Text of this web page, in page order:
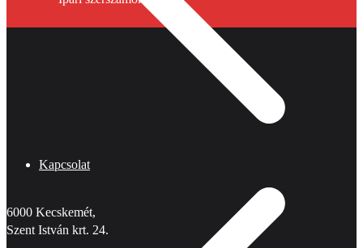
Kapcsolat
6000 Kecskemét,
Szent István krt. 24.